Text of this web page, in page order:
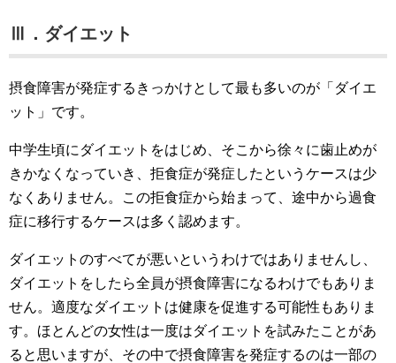
Ⅲ．ダイエット
摂食障害が発症するきっかけとして最も多いのが「ダイエ
ット」です。
中学生頃にダイエットをはじめ、そこから徐々に歯止めが
きかなくなっていき、拒食症が発症したというケースは少
なくありません。この拒食症から始まって、途中から過食
症に移行するケースは多く認めます。
ダイエットのすべてが悪いというわけではありませんし、
ダイエットをしたら全員が摂食障害になるわけでもありま
せん。適度なダイエットは健康を促進する可能性もありま
す。ほとんどの女性は一度はダイエットを試みたことがあ
ると思いますが、その中で摂食障害を発症するのは一部の